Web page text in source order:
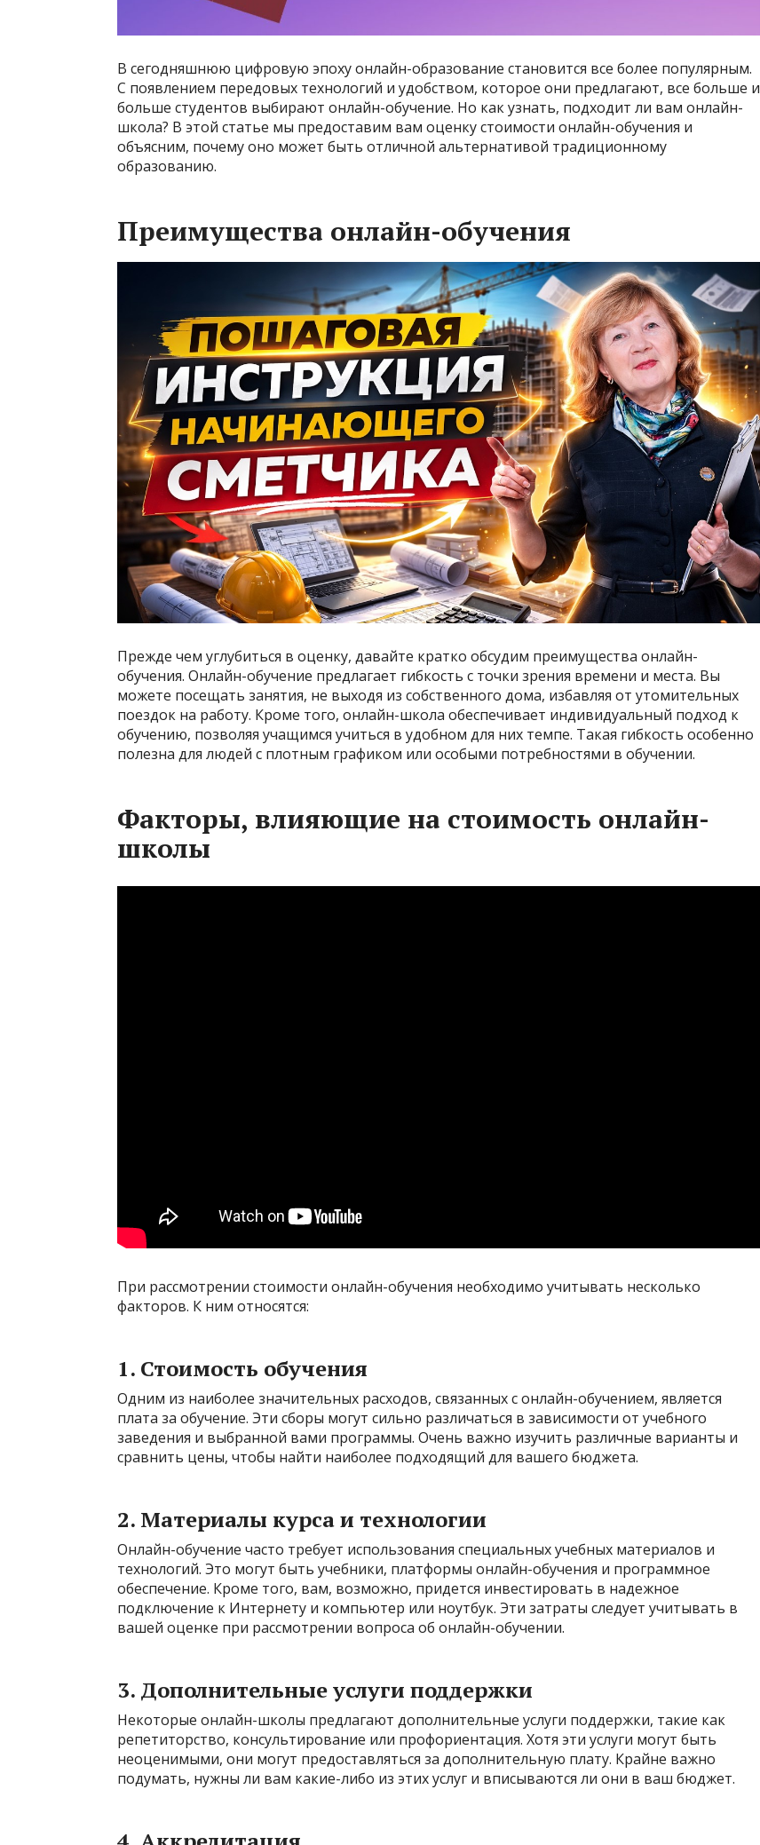
В сегодняшнюю цифровую эпоху онлайн-образование становится все более популярным.
С появлением передовых технологий и удобством, которое они предлагают, все больше и
больше студентов выбирают онлайн-обучение. Но как узнать, подходит ли вам онлайн-
школа? В этой статье мы предоставим вам оценку стоимости онлайн-обучения и
объясним, почему оно может быть отличной альтернативой традиционному
образованию.
Преимущества онлайн-обучения
Прежде чем углубиться в оценку, давайте кратко обсудим преимущества онлайн-
обучения. Онлайн-обучение предлагает гибкость с точки зрения времени и места. Вы
можете посещать занятия, не выходя из собственного дома, избавляя от утомительных
поездок на работу. Кроме того, онлайн-школа обеспечивает индивидуальный подход к
обучению, позволяя учащимся учиться в удобном для них темпе. Такая гибкость особенно
полезна для людей с плотным графиком или особыми потребностями в обучении.
Факторы, влияющие на стоимость онлайн-
школы
При рассмотрении стоимости онлайн-обучения необходимо учитывать несколько
факторов. К ним относятся:
1. Стоимость обучения
Одним из наиболее значительных расходов, связанных с онлайн-обучением, является
плата за обучение. Эти сборы могут сильно различаться в зависимости от учебного
заведения и выбранной вами программы. Очень важно изучить различные варианты и
сравнить цены, чтобы найти наиболее подходящий для вашего бюджета.
2. Материалы курса и технологии
Онлайн-обучение часто требует использования специальных учебных материалов и
технологий. Это могут быть учебники, платформы онлайн-обучения и программное
обеспечение. Кроме того, вам, возможно, придется инвестировать в надежное
подключение к Интернету и компьютер или ноутбук. Эти затраты следует учитывать в
вашей оценке при рассмотрении вопроса об онлайн-обучении.
3. Дополнительные услуги поддержки
Некоторые онлайн-школы предлагают дополнительные услуги поддержки, такие как
репетиторство, консультирование или профориентация. Хотя эти услуги могут быть
неоценимыми, они могут предоставляться за дополнительную плату. Крайне важно
подумать, нужны ли вам какие-либо из этих услуг и вписываются ли они в ваш бюджет.